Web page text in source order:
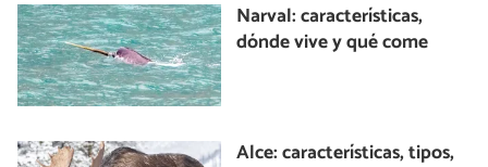
Narval: características,
dónde vive y qué come
Alce: características, tipos,